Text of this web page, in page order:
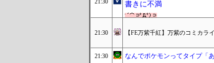
21:30
書きに不満
21:30 【FE万紫千紅】万紫のコミカ
21:30 なんでポケモンってタイプ「